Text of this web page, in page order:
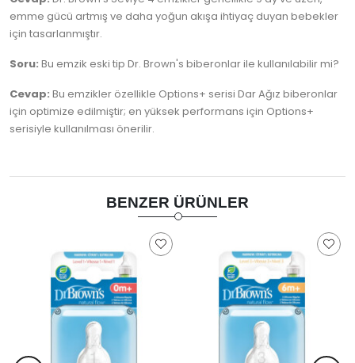
emme gücü artmış ve daha yoğun akışa ihtiyaç duyan bebekler
için tasarlanmıştır.
Soru: Bu emzik eski tip Dr. Brown's biberonlar ile kullanılabilir mi?
Cevap: Bu emzikler özellikle Options+ serisi Dar Ağız biberonlar
için optimize edilmiştir; en yüksek performans için Options+
serisiyle kullanılması önerilir.
BENZER ÜRÜNLER